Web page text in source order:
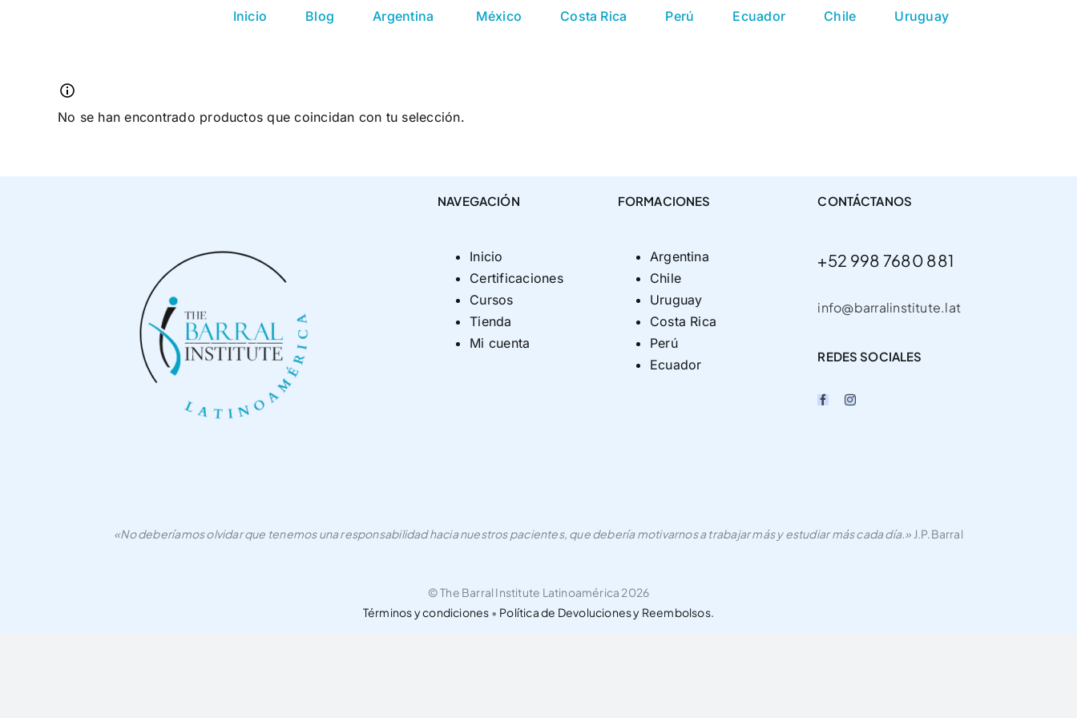
Inicio Blog Argentina México Costa Rica Perú Ecuador Chile Uruguay
No se han encontrado productos que coincidan con tu selección.
NAVEGACIÓN
Inicio
Certificaciones
Cursos
Tienda
Mi cuenta
FORMACIONES
Argentina
Chile
Uruguay
Costa Rica
Perú
Ecuador
CONTÁCTANOS
+52 998 7680 881
info@barralinstitute.lat
REDES SOCIALES
«No deberíamos olvidar que tenemos una responsabilidad hacia nuestros pacientes, que debería motivarnos a trabajar más y estudiar más cada día.» J.P.Barral
© The Barral Institute Latinoamérica 2026
Términos y condiciones • Política de Devoluciones y Reembolsos.